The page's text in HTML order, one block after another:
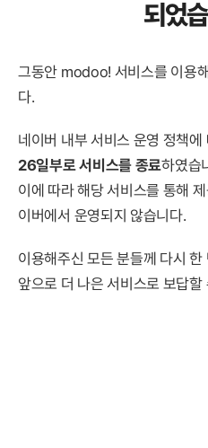
되었
그동안 modoo! 서비스를 이용
다.
네이버 내부 서비스 운영 정책
26일부로 서비스를 종료하였습
이에 따라 해당 서비스를 통해
이버에서 운영되지 않습니다.
이용해주신 모든 분들께 다시
앞으로 더 나은 서비스로 보답